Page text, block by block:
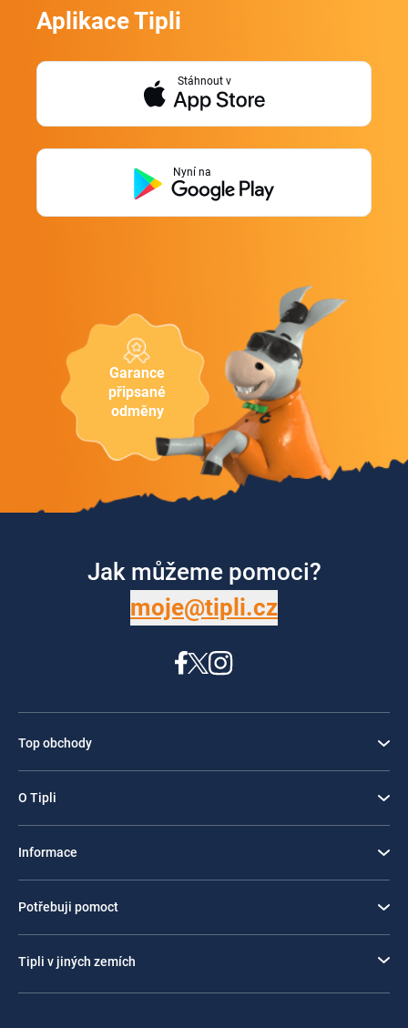
Garance
připsané
odměny
Aplikace Tipli
Stáhnout v
Nyní na
Jak můžeme pomoci?
moje@tipli.cz
Top obchody
O Tipli
Informace
Potřebuji pomoct
Tipli v jiných zemích